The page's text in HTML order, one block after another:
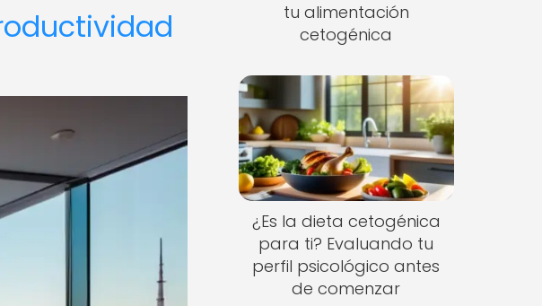
tu alimentación
cetogénica
¿Es la dieta cetogénica
para ti? Evaluando tu
perfil psicológico antes
de comenzar